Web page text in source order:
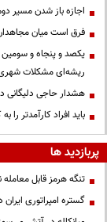
اجازه باز شدن مسیر
فرق است میان
یکصد و پنجاه و
ریشه‌ای مشکلات
هشدار حاجی دلیگانی
باید افراد کارآمدتر
پربازدید ها
تنگه هرمز قابل معامله
گستره امپراتوری ایران در ۵ قرن پیش از میلاد؛ تصویری از ایران ۲۵